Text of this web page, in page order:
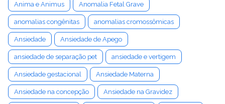
Anima e Animus Anomalia Fetal Grave
anomalias congênitas anomalias cromossômicas
Ansiedade Ansiedade de Apego
ansiedade de separação pet ansiedade e vertigem
Ansiedade gestacional Ansiedade Materna
Ansiedade na concepção Ansiedade na Gravidez